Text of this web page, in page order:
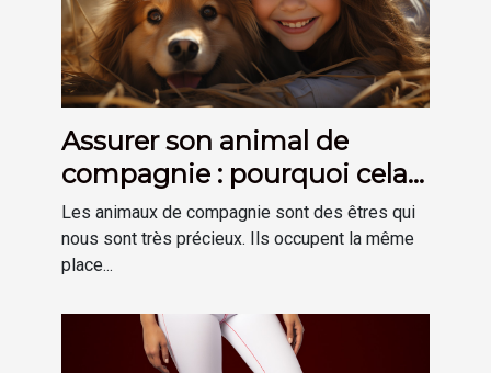
Assurer son animal de
compagnie : pourquoi cela
est-il important ?
Les animaux de compagnie sont des êtres qui
nous sont très précieux. Ils occupent la même
place...